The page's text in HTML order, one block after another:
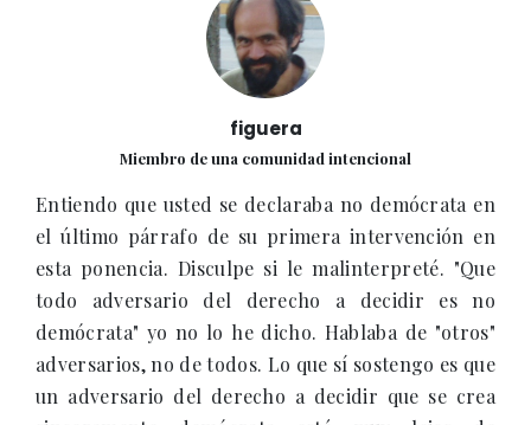
figuera
Miembro de una comunidad intencional
Entiendo que usted se declaraba no demócrata en
el último párrafo de su primera intervención en
esta ponencia. Disculpe si le malinterpreté. "Que
todo adversario del derecho a decidir es no
demócrata" yo no lo he dicho. Hablaba de "otros"
adversarios, no de todos. Lo que sí sostengo es que
un adversario del derecho a decidir que se crea